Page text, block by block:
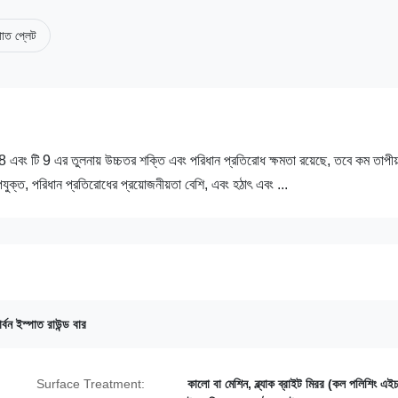
প্লেট
এবং টি 9 এর তুলনায় উচ্চতর শক্তি এবং পরিধান প্রতিরোধ ক্ষমতা রয়েছে, তবে কম
পরিধান প্রতিরোধের প্রয়োজনীয়তা বেশি, এবং হঠাৎ এবং ...
ইস্পাত রাউন্ড বার
Surface Treatment:
কালো বা মেশিন, ব্ল্যাক ব্রাইট মিরর (কল পলিশিং